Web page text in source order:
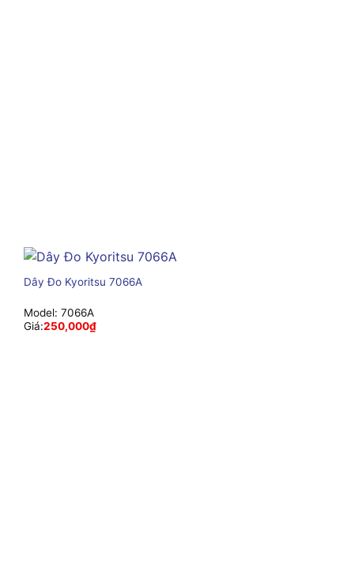
Dây Đo Kyoritsu 7066A
Model: 7066A
Giá:250,000₫